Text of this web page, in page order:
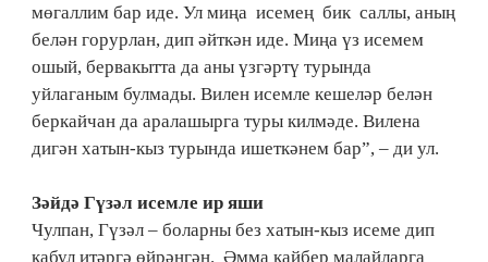
мөгаллим бар иде. Ул миңа исемең бик саллы, аның
белән горурлан, дип әйткән иде. Миңа үз исемем
ошый, бервакытта да аны үзгәртү турында
уйлаганым булмады. Вилен исемле кешеләр белән
беркайчан да аралашырга туры килмәде. Вилена
дигән хатын-кыз турында ишеткәнем бар”, – ди ул.
Зәйдә Гүзәл исемле ир яши
Чулпан, Гүзәл – боларны без хатын-кыз исеме дип
кабул итәргә өйрәнгән. Әмма кайбер малайларга